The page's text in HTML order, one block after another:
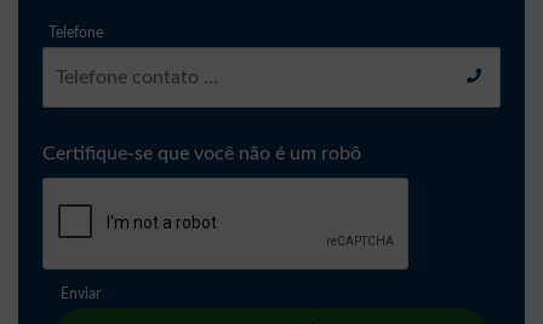
Telefone
Certifique-se que você não é um robô
Enviar